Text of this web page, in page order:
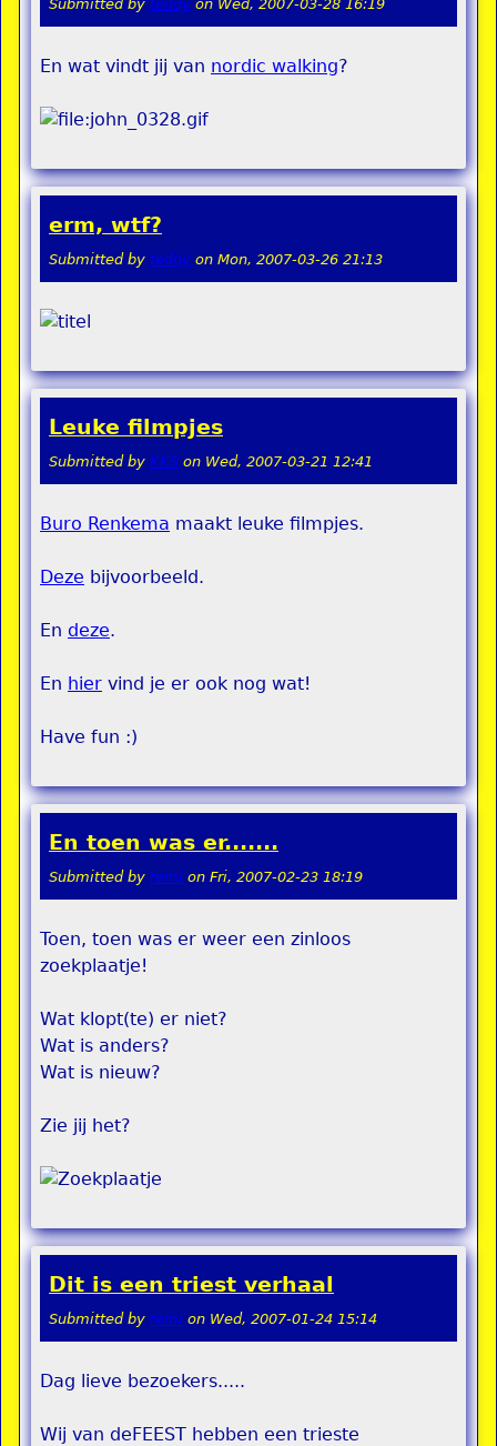
Submitted by teddy on Wed, 2007-03-28 16:19
En wat vindt jij van nordic walking?
erm, wtf?
Submitted by teddy on Mon, 2007-03-26 21:13
Leuke filmpjes
Submitted by KKS on Wed, 2007-03-21 12:41
Buro Renkema maakt leuke filmpjes.
Deze bijvoorbeeld.
En deze.
En hier vind je er ook nog wat!
Have fun :)
En toen was er.......
Submitted by remi on Fri, 2007-02-23 18:19
Toen, toen was er weer een zinloos
zoekplaatje!
Wat klopt(te) er niet?
Wat is anders?
Wat is nieuw?
Zie jij het?
Dit is een triest verhaal
Submitted by remi on Wed, 2007-01-24 15:14
Dag lieve bezoekers.....
Wij van deFEEST hebben een trieste